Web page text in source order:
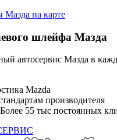
Мазда на карте
шлейфа Мазда
автосервис Мазда в
Mazda
производителя
55 тыс постоянных